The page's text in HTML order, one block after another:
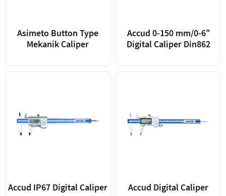
Asimeto Button Type
Mekanik Caliper
Accud 0-150 mm/0-6"
Digital Caliper Din862
Accud IP67 Digital Caliper Accud Digital Caliper